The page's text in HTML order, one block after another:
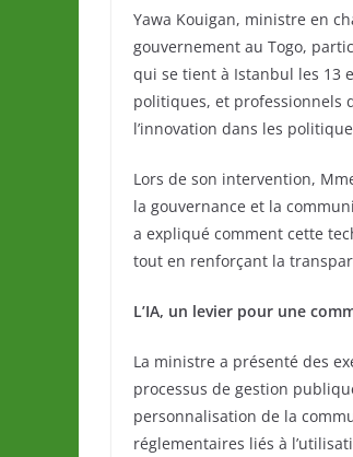
Yawa Kouigan, ministre en
gouvernement au Togo,
qui se tient à Istanbul les 13
politiques, et professionnels
l’innovation dans les
Lors de son intervention,
la gouvernance et la
a expliqué comment cette
tout en renforçant la
L’IA, un levier pour une
La ministre a présenté des
processus de gestion
personnalisation de la
réglementaires liés à